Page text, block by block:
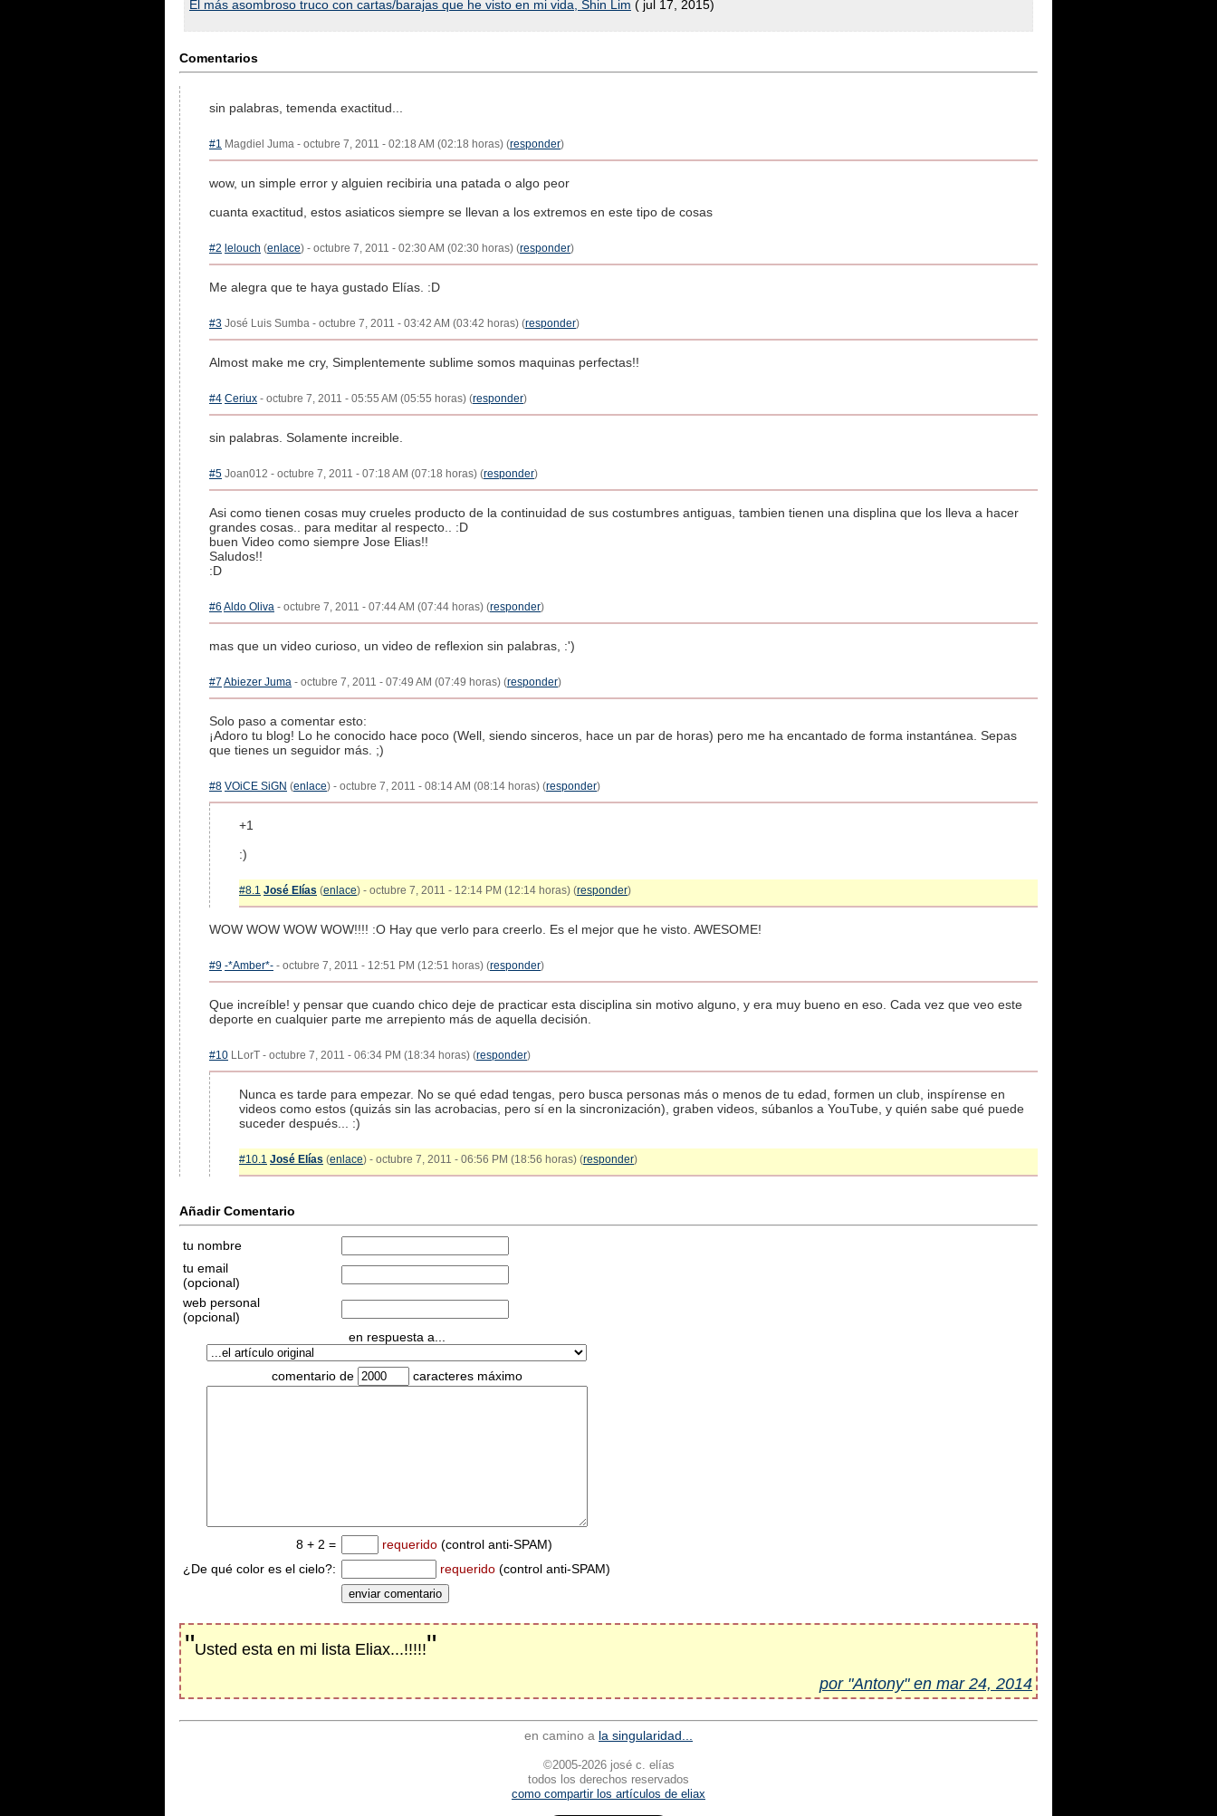
El más asombroso truco con cartas/barajas que he visto en mi vida, Shin Lim ( jul 17, 2015)
Comentarios
sin palabras, temenda exactitud...
#1 Magdiel Juma - octubre 7, 2011 - 02:18 AM (02:18 horas) (responder)
wow, un simple error y alguien recibiria una patada o algo peor
cuanta exactitud, estos asiaticos siempre se llevan a los extremos en este tipo de cosas
#2 lelouch (enlace) - octubre 7, 2011 - 02:30 AM (02:30 horas) (responder)
Me alegra que te haya gustado Elías. :D
#3 José Luis Sumba - octubre 7, 2011 - 03:42 AM (03:42 horas) (responder)
Almost make me cry, Simplentemente sublime somos maquinas perfectas!!
#4 Ceriux - octubre 7, 2011 - 05:55 AM (05:55 horas) (responder)
sin palabras. Solamente increible.
#5 Joan012 - octubre 7, 2011 - 07:18 AM (07:18 horas) (responder)
Asi como tienen cosas muy crueles producto de la continuidad de sus costumbres antiguas, tambien tienen una displina que los lleva a hacer
grandes cosas.. para meditar al respecto.. :D
buen Video como siempre Jose Elias!!
Saludos!!
:D
#6 Aldo Oliva - octubre 7, 2011 - 07:44 AM (07:44 horas) (responder)
mas que un video curioso, un video de reflexion sin palabras, :')
#7 Abiezer Juma - octubre 7, 2011 - 07:49 AM (07:49 horas) (responder)
Solo paso a comentar esto:
¡Adoro tu blog! Lo he conocido hace poco (Well, siendo sinceros, hace un par de horas) pero me ha encantado de forma instantánea. Sepas
que tienes un seguidor más. ;)
#8 VOiCE SiGN (enlace) - octubre 7, 2011 - 08:14 AM (08:14 horas) (responder)
+1
:)
#8.1 José Elías (enlace) - octubre 7, 2011 - 12:14 PM (12:14 horas) (responder)
WOW WOW WOW WOW!!!! :O Hay que verlo para creerlo. Es el mejor que he visto. AWESOME!
#9 -*Amber*- - octubre 7, 2011 - 12:51 PM (12:51 horas) (responder)
Que increíble! y pensar que cuando chico deje de practicar esta disciplina sin motivo alguno, y era muy bueno en eso. Cada vez que veo este
deporte en cualquier parte me arrepiento más de aquella decisión.
#10 LLorT - octubre 7, 2011 - 06:34 PM (18:34 horas) (responder)
Nunca es tarde para empezar. No se qué edad tengas, pero busca personas más o menos de tu edad, formen un club, inspírense en
videos como estos (quizás sin las acrobacias, pero sí en la sincronización), graben videos, súbanlos a YouTube, y quién sabe qué puede
suceder después... :)
#10.1 José Elías (enlace) - octubre 7, 2011 - 06:56 PM (18:56 horas) (responder)
Añadir Comentario
tu nombre
tu email
(opcional)
web personal
(opcional)
en respuesta a...
comentario de caracteres máximo
8 + 2 = requerido (control anti-SPAM)
¿De qué color es el cielo?:
requerido (control anti-SPAM)
"Usted esta en mi lista Eliax...!!!!!"
por "Antony" en mar 24, 2014
en camino a la singularidad...
©2005-2026 josé c. elías
todos los derechos reservados
como compartir los artículos de eliax